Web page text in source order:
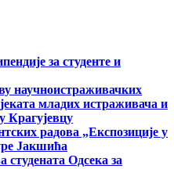
за студенте и
научноистраживачких
младих истраживача и
Крагујевцу
радова „Експозиције у
Јакшића
Одсека за